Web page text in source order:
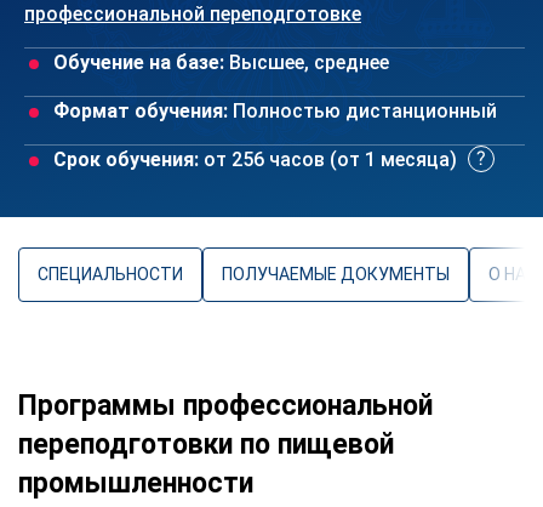
профессиональной переподготовке
Обучение на базе: Высшее, среднее
Формат обучения: Полностью дистанционный
Срок обучения: от 256 часов (от 1 месяца)
СПЕЦИАЛЬНОСТИ ПОЛУЧАЕМЫЕ ДОКУМЕНТЫ О
Программы профессиональной
переподготовки по пищевой
промышленности